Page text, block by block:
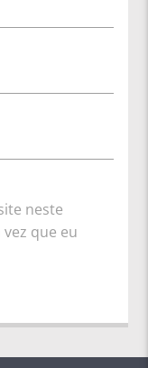
neste
que eu